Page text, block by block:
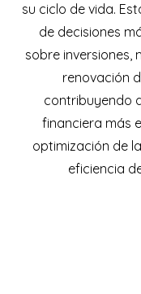
su ciclo de vida.
de decisiones
sobre inversiones,
renovación
contribuyendo
financiera más
optimización de
eficiencia